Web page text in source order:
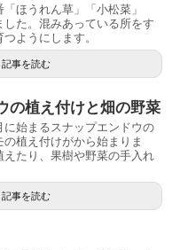
ほうれん草」「小松菜」
した。混みあっている所をす
ようにします。
記事を読む
の植え付けと畑の野菜
始まるスナップエンドウの
植え付けがから始まりま
たり、果樹や野菜の手入れ
記事を読む